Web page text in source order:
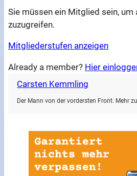
Sie müssen ein Mitglied sein, um
zuzugreifen.
Mitgliederstufen anzeigen
Already a member? Hier
Carsten Kemmling
Der Mann von der vordersten Front. Mehr